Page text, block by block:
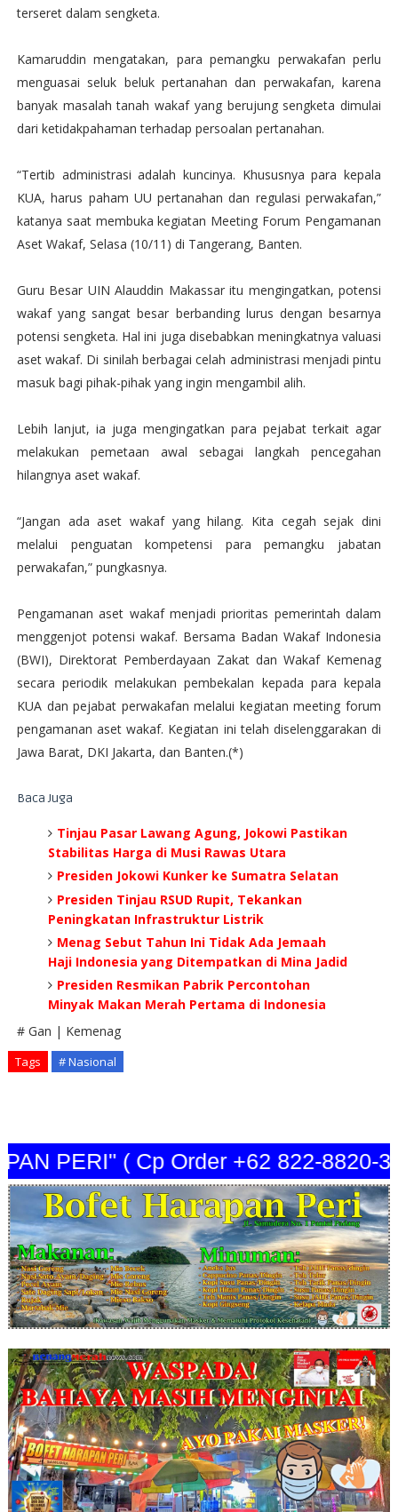
terseret dalam sengketa.
Kamaruddin mengatakan, para pemangku perwakafan perlu
menguasai seluk beluk pertanahan dan perwakafan, karena
banyak masalah tanah wakaf yang berujung sengketa dimulai
dari ketidakpahaman terhadap persoalan pertanahan.
“Tertib administrasi adalah kuncinya. Khususnya para kepala
KUA, harus paham UU pertanahan dan regulasi perwakafan,”
katanya saat membuka kegiatan Meeting Forum Pengamanan
Aset Wakaf, Selasa (10/11) di Tangerang, Banten.
Guru Besar UIN Alauddin Makassar itu mengingatkan, potensi
wakaf yang sangat besar berbanding lurus dengan besarnya
potensi sengketa. Hal ini juga disebabkan meningkatnya valuasi
aset wakaf. Di sinilah berbagai celah administrasi menjadi pintu
masuk bagi pihak-pihak yang ingin mengambil alih.
Lebih lanjut, ia juga mengingatkan para pejabat terkait agar
melakukan pemetaan awal sebagai langkah pencegahan
hilangnya aset wakaf.
“Jangan ada aset wakaf yang hilang. Kita cegah sejak dini
melalui penguatan kompetensi para pemangku jabatan
perwakafan,” pungkasnya.
Pengamanan aset wakaf menjadi prioritas pemerintah dalam
menggenjot potensi wakaf. Bersama Badan Wakaf Indonesia
(BWI), Direktorat Pemberdayaan Zakat dan Wakaf Kemenag
secara periodik melakukan pembekalan kepada para kepala
KUA dan pejabat perwakafan melalui kegiatan meeting forum
pengamanan aset wakaf. Kegiatan ini telah diselenggarakan di
Jawa Barat, DKI Jakarta, dan Banten.(*)
Baca Juga
Tinjau Pasar Lawang Agung, Jokowi Pastikan
Stabilitas Harga di Musi Rawas Utara
Presiden Jokowi Kunker ke Sumatra Selatan
Presiden Tinjau RSUD Rupit, Tekankan
Peningkatan Infrastruktur Listrik
Menag Sebut Tahun Ini Tidak Ada Jemaah
Haji Indonesia yang Ditempatkan di Mina Jadid
Presiden Resmikan Pabrik Percontohan
Minyak Makan Merah Pertama di Indonesia
# Gan | Kemenag
Tags # Nasional
PERI" ( Cp Order +62 822-8820-